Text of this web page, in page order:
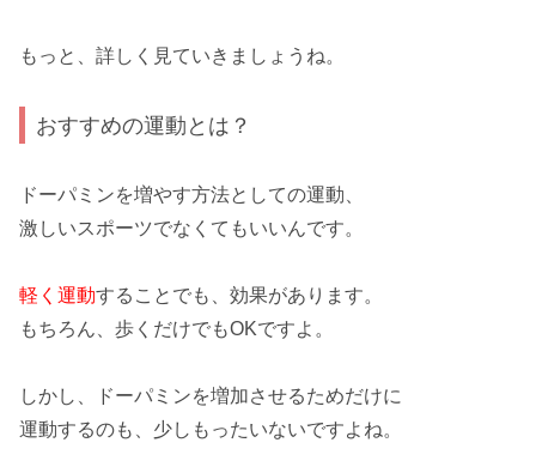
もっと、詳しく見ていきましょうね。
おすすめの運動とは？
ドーパミンを増やす方法としての運動、
激しいスポーツでなくてもいいんです。
軽く運動することでも、効果があります。
もちろん、 歩くだけでもOKですよ。
しかし、ドーパミンを増加させるためだけに
運動するのも、少し もったいないですよね。